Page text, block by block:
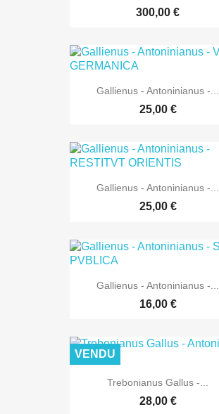
300,00 €
Gallienus - Antoninianus -...
25,00 €
Gallienus - Antoninianus -...
25,00 €
Gallienus - Antoninianus -...
16,00 €
Trebonianus Gallus -...
28,00 €
VENDU